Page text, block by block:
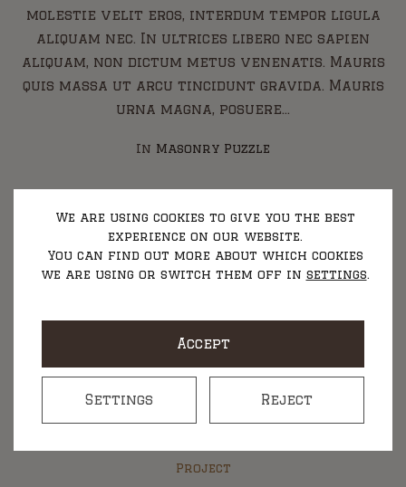
molestie velit eros, interdum tempor ligula
aliquam nec. In ultrices libero nec sapien
aliquam, non dictum metus venenatis. Mauris
quis massa ut arcu tincidunt gravida. Mauris
urna magna, posuere...
In Masonry Puzzle
Project
We are using cookies to give you the best
experience on our website.
You can find out more about which cookies
we are using or switch them off in settings.
Accept
Reject
Settings